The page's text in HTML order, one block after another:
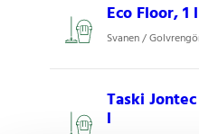
Eco Floor, 1 l
Svanen /
Taski
l